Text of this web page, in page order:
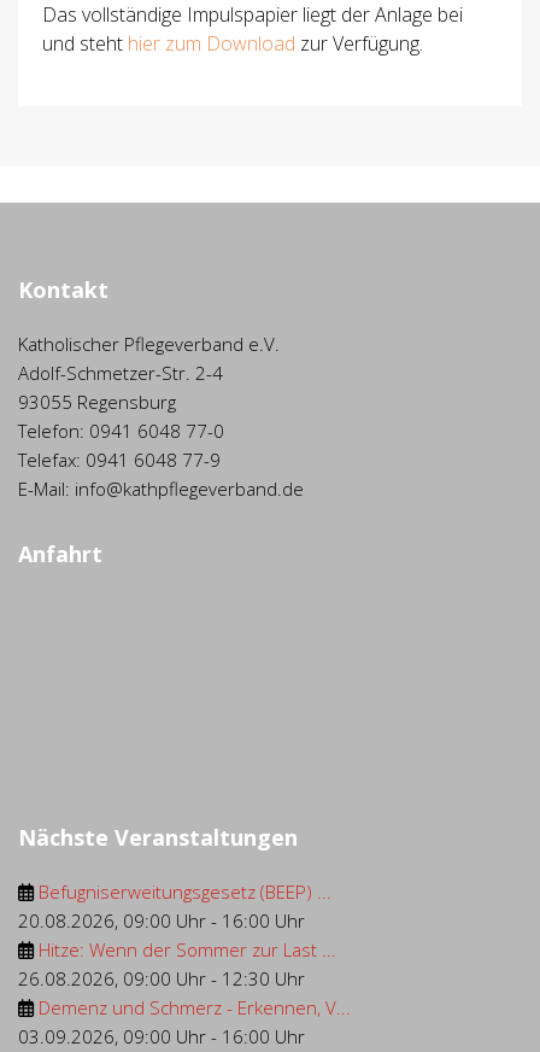
Das vollständige Impulspapier liegt der Anlage bei
und steht hier zum Download zur Verfügung.
Kontakt
Katholischer Pflegeverband e.V.
Adolf-Schmetzer-Str. 2-4
93055 Regensburg
Telefon: 0941 6048 77-0
Telefax: 0941 6048 77-9
E-Mail: info@kathpflegeverband.de
Anfahrt
Nächste Veranstaltungen
Befugniserweitungsgesetz (BEEP) ...
20.08.2026, 09:00 Uhr - 16:00 Uhr
Hitze: Wenn der Sommer zur Last ...
26.08.2026, 09:00 Uhr - 12:30 Uhr
Demenz und Schmerz - Erkennen, V...
03.09.2026, 09:00 Uhr - 16:00 Uhr